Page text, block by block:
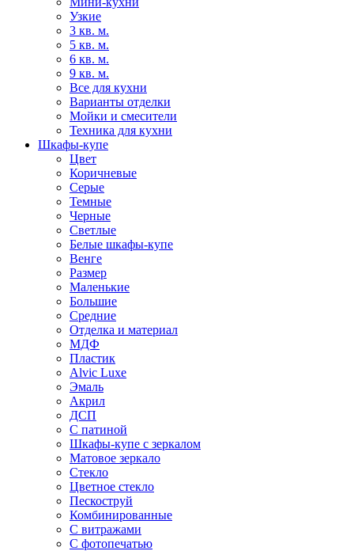
Узкие
3 кв. м.
5 кв. м.
6 кв. м.
9 кв. м.
Все для кухни
Варианты отделки
Мойки и смесители
Техника для кухни
Шкафы-купе
Цвет
Коричневые
Серые
Темные
Черные
Светлые
Белые шкафы-купе
Венге
Размер
Маленькие
Большие
Средние
Отделка и материал
МДФ
Пластик
Alvic Luxe
Эмаль
Акрил
ДСП
С патиной
Шкафы-купе с зеркалом
Матовое зеркало
Стекло
Цветное стекло
Пескоструй
Комбинированные
С витражами
С фотопечатью